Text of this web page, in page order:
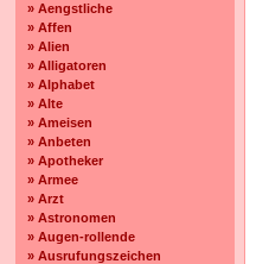
» Aengstliche
» Affen
» Alien
» Alligatoren
» Alphabet
» Alte
» Ameisen
» Anbeten
» Apotheker
» Armee
» Arzt
» Astronomen
» Augen-rollende
» Ausrufungszeichen